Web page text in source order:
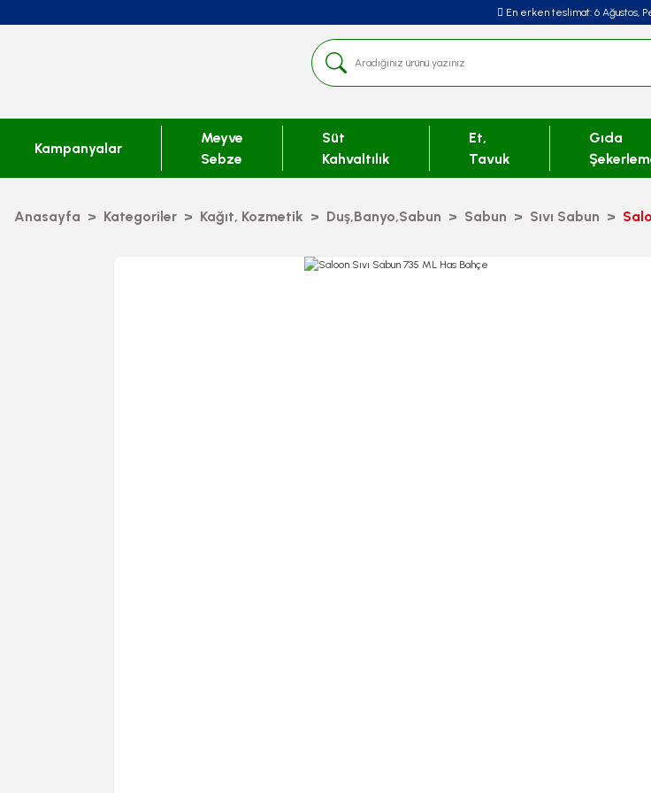
En erken teslimat: 6 Ağustos,
Kampanyalar
Meyve
Sebze
Süt
Kahvaltılık
Et,
Tavuk
Gıda
Anasayfa Kategoriler Kağıt, Kozmetik Duş,Banyo,Sabun Sabun Sıvı Sabun